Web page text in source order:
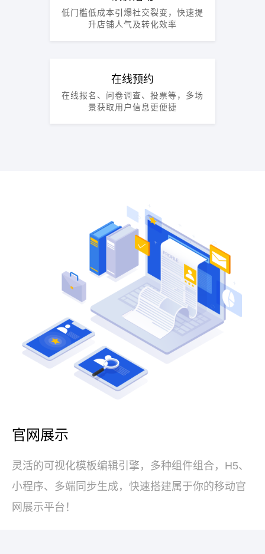
低门槛低成本引爆社交裂变，快速提
升店铺人气及转化效率
在线预约
在线报名、问卷调查、投票等，多场
景获取用户信息更便捷
官网展示
灵活的可视化模板编辑引擎，多种组件组合，H5、
小程序、多端同步生成，快速搭建属于你的移动官
网展示平台！